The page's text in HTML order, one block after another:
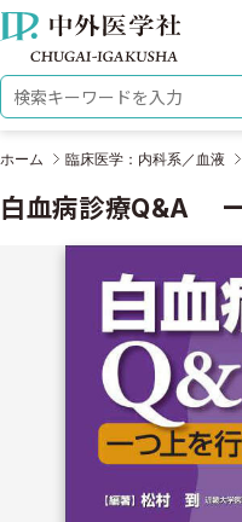
株式会社 中外医学社
検索キーワード
ホーム 臨床医学：内科系／血液
白血病診療Q&A